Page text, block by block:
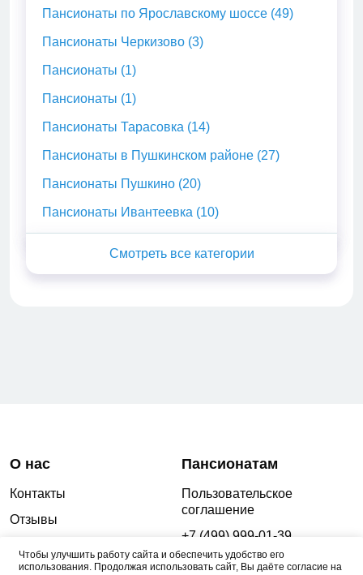
Пансионаты по Ярославскому шоссе (49)
Пансионаты Черкизово (3)
Пансионаты (1)
Пансионаты (1)
Пансионаты Тарасовка (14)
Пансионаты в Пушкинском районе (27)
Пансионаты Пушкино (20)
Пансионаты Ивантеевка (10)
О нас
Контакты
Отзывы
персональных данных
Пансионатам
Пользовательское
соглашение
+7 (499) 999-01-39
Карта сайта
Чтобы улучшить работу сайта и обеспечить удобство его
использования. Продолжая использовать сайт, Вы даёте согласие на